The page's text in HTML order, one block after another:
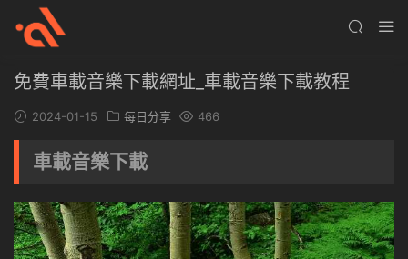
免費車載音樂下載網址_車載音樂下載教程
2024-01-15 每日分享 466
車載音樂下載